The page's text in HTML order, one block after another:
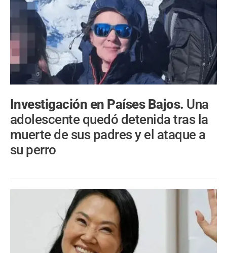
Investigación en Países Bajos. Una
adolescente quedó detenida tras la
muerte de sus padres y el ataque a
su perro